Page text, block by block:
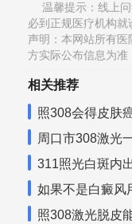
温馨提示：线上
必到正规医疗机构就
声明：本网站所有医
方实际公布信息为准
相关推荐
照308会得皮肤
周口市308激光
311照光白斑内
如果不是白癜风
照308激光脱皮